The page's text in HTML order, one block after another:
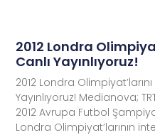
2012 Londra
Canlı Yayınlıyoruz!
2012 Londra
Yayınlıyoruz! Medianova;
2012 Avrupa Futbol
Londra Olimpiyat’larının